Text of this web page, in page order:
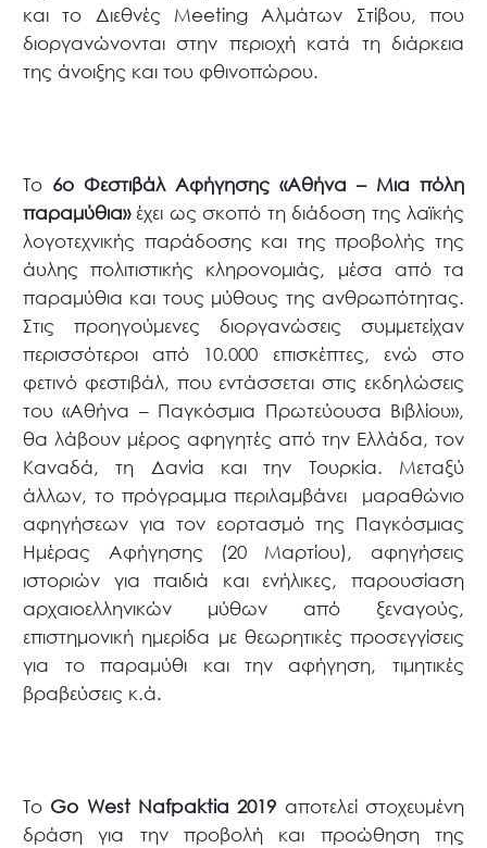
και το Διεθνές Meeting Αλμάτων Στίβου, που
διοργανώνονται στην περιοχή κατά τη διάρκεια
της άνοιξης και του φθινοπώρου.
Το 6ο Φεστιβάλ Αφήγησης «Αθήνα – Μια πόλη
παραμύθια»έχει ως σκοπό τη διάδοση της λαϊκής
λογοτεχνικής παράδοσης και της προβολής της
άυλης πολιτιστικής κληρονομιάς, μέσα από τα
παραμύθια και τους μύθους της ανθρωπότητας.
Στις προηγούμενες διοργανώσεις συμμετείχαν
περισσότεροι από 10.000 επισκέπτες, ενώ στο
φετινό φεστιβάλ, που εντάσσεται στις εκδηλώσεις
του «Αθήνα – Παγκόσμια Πρωτεύουσα Βιβλίου»,
θα λάβουν μέρος αφηγητές από την Ελλάδα, τον
Καναδά, τη Δανία και την Τουρκία. Μεταξύ
άλλων, το πρόγραμμα περιλαμβάνει μαραθώνιο
αφηγήσεων για τον εορτασμό της Παγκόσμιας
Ημέρας Αφήγησης (20 Μαρτίου), αφηγήσεις
ιστοριών για παιδιά και ενήλικες, παρουσίαση
αρχαιοελληνικών μύθων από ξεναγούς,
επιστημονική ημερίδα με θεωρητικές προσεγγίσεις
για το παραμύθι και την αφήγηση, τιμητικές
βραβεύσεις κ.ά.
Το Go West Nafpaktia 2019 αποτελεί στοχευμένη
δράση για την προβολή και προώθηση της